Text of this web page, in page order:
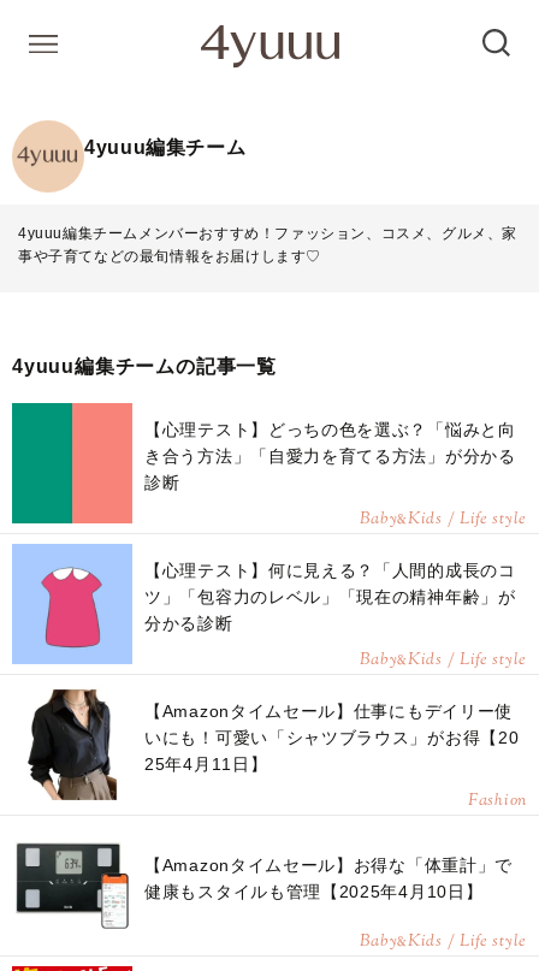
4yuuu編集チーム
4yuuu編集チームメンバーおすすめ！ファッション、コスメ、グルメ、家
事や子育てなどの最旬情報をお届けします♡
4yuuu編集チームの記事一覧
【心理テスト】どっちの色を選ぶ？「悩みと向
き合う方法」「自愛力を育てる方法」が分かる
診断
Baby&Kids / Life style
【心理テスト】何に見える？「人間的成長のコ
ツ」「包容力のレベル」「現在の精神年齢」が
分かる診断
Baby&Kids / Life style
【Amazonタイムセール】仕事にもデイリー使
いにも！可愛い「シャツブラウス」がお得【20
25年4月11日】
Fashion
【Amazonタイムセール】お得な「体重計」で
健康もスタイルも管理【2025年4月10日】
Baby&Kids / Life style